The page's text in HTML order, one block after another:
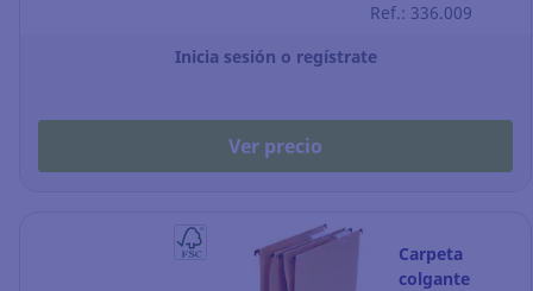
Ref.: 336.009
Inicia sesión o regístrate
Ver precio
Carpeta
colgante